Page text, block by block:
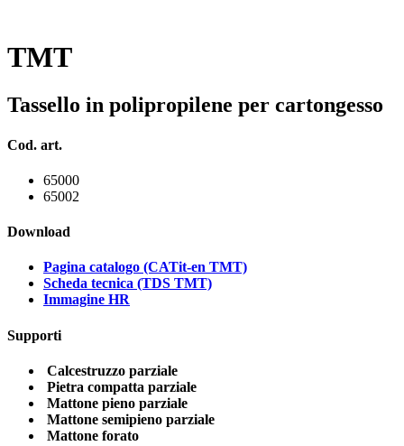
TMT
Tassello in polipropilene per cartongesso
Cod. art.
65000
65002
Download
Pagina catalogo (CATit-en TMT)
Scheda tecnica (TDS TMT)
Immagine HR
Supporti
Calcestruzzo parziale
Pietra compatta parziale
Mattone pieno parziale
Mattone semipieno parziale
Mattone forato